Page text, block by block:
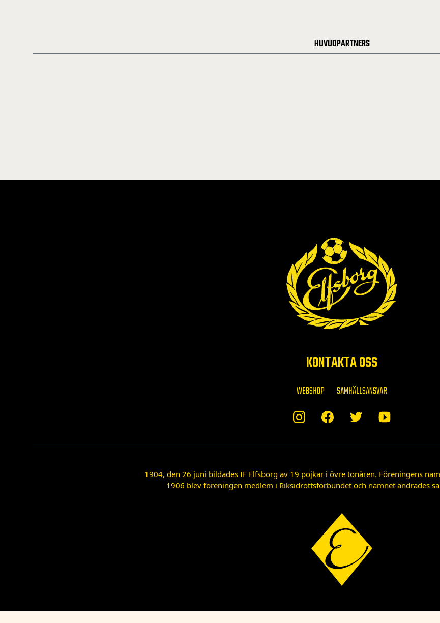
HUVUDPARTNERS
KONTAKTA OSS
WEBSHOP SAMHÄLLSANSVAR
1904, den 26 juni bildades IF Elfsborg av 19 pojkar i övre tonåren. Föreningens
1906 blev föreningen medlem i Riksidrottsförbundet och namnet ändrades